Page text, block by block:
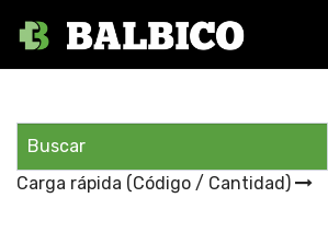
Carga rápida (Código / Cantidad)